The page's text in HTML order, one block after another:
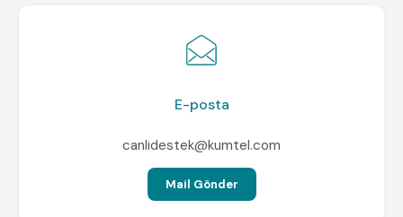
E-posta
canlidestek@kumtel.com
Mail Gönder